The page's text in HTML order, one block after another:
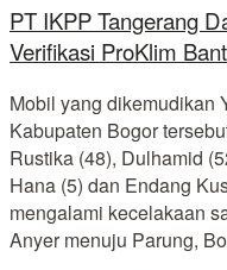
PT IKPP Tangerang
Verifikasi ProKlim
Mobil yang dikemudikan
Kabupaten Bogor
Rustika (48), Dulhamid
Hana (5) dan Endang
mengalami kecelakaan
Anyer menuju Parung,